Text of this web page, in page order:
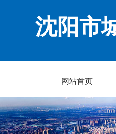
沈阳市
网站首页